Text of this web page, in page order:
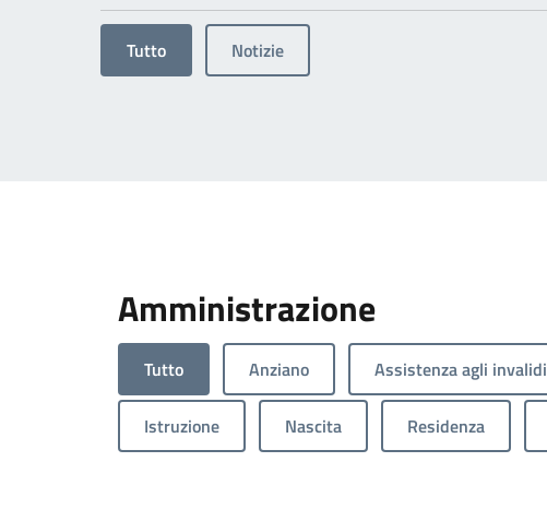
Tutto Notizie
Amministrazione
Tutto Anziano Assistenza agli invalidi
Istruzione Nascita Residenza